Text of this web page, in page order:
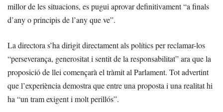
millor de les situacions, es pugui aprovar definitivament “a finals
d’any o principis de l’any que ve”.
La directora s’ha dirigit directament als polítics per reclamar-los
“perseverança, generositat i sentit de la responsabilitat” ara que la
proposició de llei començarà el tràmit al Parlament. Tot advertint
que l’experiència demostra que entre una proposta i una realitat hi
ha “un tram exigent i molt perillós”.